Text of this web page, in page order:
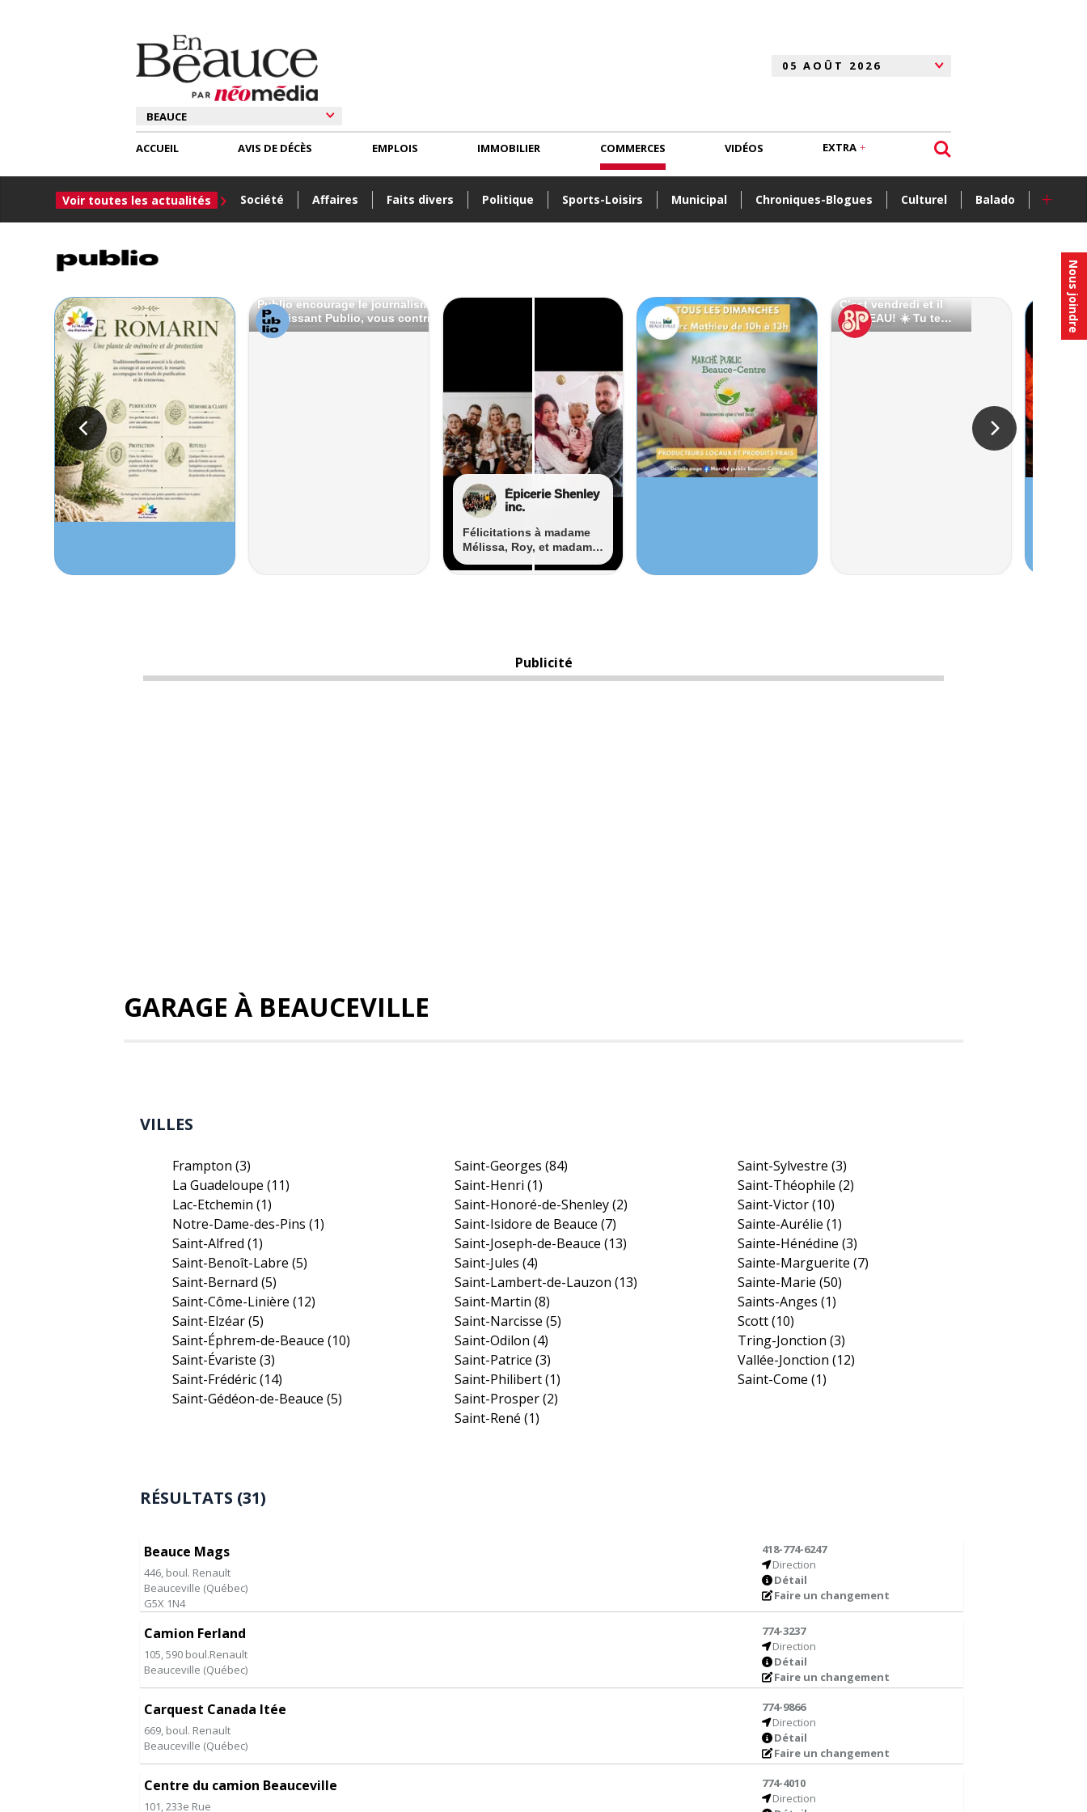
Nous joindre
ACCUEIL
Voir toutes les actualités Société Affaires Faits divers Politique Sports-Loisirs Municipal Chroniques-Blogues Culturel Balado +
AVIS DE DÉCÈS EMPLOIS IMMOBILIER COMMERCES VIDÉOS EXTRA
Publicité
GARAGE À BEAUCEVILLE
VILLES
Frampton (3)
La Guadeloupe (11)
Lac-Etchemin (1)
Notre-Dame-des-Pins (1)
Saint-Alfred (1)
Saint-Benoît-Labre (5)
Saint-Bernard (5)
Saint-Côme-Linière (12)
Saint-Elzéar(5)
Saint-Éphrem-de-Beauce (10)
Saint-Évariste (3)
Saint-Frédéric(14)
Saint-Gédéon-de-Beauce (5)
Saint-Georges(84)
Saint-Henri(1)
Saint-Honoré-de-Shenley(2)
Saint-Isidore de Beauce(7)
Saint-Joseph-de-Beauce(13)
Saint-Jules(4)
Saint-Lambert-de-Lauzon(13)
Saint-Martin(8)
Saint-Narcisse(5)
Saint-Odilon(4)
Saint-Patrice(3)
Saint-Philibert(1)
Saint-Prosper(2)
Saint-René(1)
Saint-Sylvestre (3)
Saint-Théophile (2)
Saint-Victor(10)
Sainte-Aurélie (1)
Sainte-Hénédine (3)
Sainte-Marguerite (7)
Sainte-Marie (50)
Saints-Anges (1)
Scott(10)
Tring-Jonction (3)
Vallée-Jonction (12)
Saint-Come (1)
RÉSULTATS (31)
Beauce Mags
446, boul. Renault
Beauceville (Québec)
G5X 1N4
418-774-6247
Direction
Détail
Faire un changement
Camion Ferland
105, 590 boul.Renault
Beauceville (Québec)
774-3237
Direction
Détail
Faire un changement
Carquest Canada ltée
669, boul. Renault
Beauceville (Québec)
774-9866
Direction
Détail
Faire un changement
Centre du camion Beauceville
101, 233e Rue
774-4010
Direction